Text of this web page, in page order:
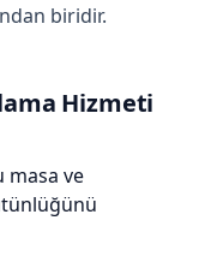
biridir.
Hizmeti
masa ve